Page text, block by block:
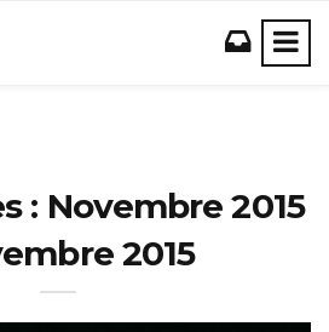
: Novembre 2015
2015